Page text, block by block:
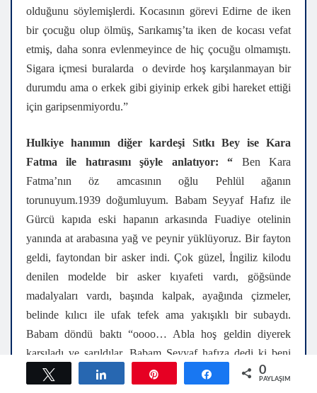
olduğunu söylemişlerdi. Kocasının görevi Edirne de iken
bir çocuğu olup ölmüş, Sarıkamış’ta iken de kocası vefat
etmiş, daha sonra evlenmeyince de hiç çocuğu olmamıştı.
Sigara içmesi buralarda o devirde hoş karşılanmayan bir
durumdu ama o erkek gibi giyinip erkek gibi hareket ettiği
için garipsenmiyordu.”
Hulkiye hanımın diğer kardeşi Sıtkı Bey ise Kara
Fatma ile hatırasını şöyle anlatıyor: “ Ben Kara
Fatma’nın öz amcasının oğlu Pehlül ağanın
torunuyum.1939 doğumluyum. Babam Seyyaf Hafız ile
Gürcü kapıda eski hapanın arkasında Fuadiye otelinin
yanında at arabasına yağ ve peynir yüklüyoruz. Bir fayton
geldi, faytondan bir asker indi. Çok güzel, İngiliz kilodu
denilen modelde bir asker kıyafeti vardı, göğsünde
madalyaları vardı, başında kalpak, ayağında çizmeler,
belinde kılıcı ile ufak tefek ama yakışıklı bir subaydı.
Babam döndü baktı “oooo… Abla hoş geldin diyerek
karşıladı ve sarıldılar. Babam Seyyaf hafıza dedi ki beni
Pehlül’e götür, onları da göreyim, görevim var İstanbul’a
Tweetle Paylaş 0
PAYLAŞIMLAR